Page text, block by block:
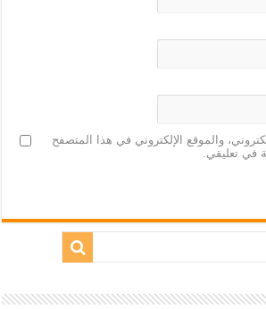
والموقع الإلكتروني في هذا المتصفح
في تعليقي.